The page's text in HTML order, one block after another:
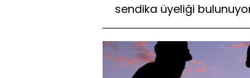
sendika üyeliği